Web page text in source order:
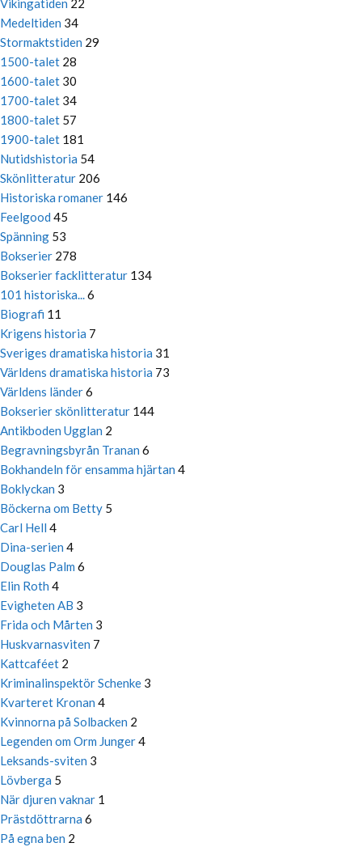
Vikingatiden 22
Medeltiden 34
Stormaktstiden 29
1500-talet 28
1600-talet 30
1700-talet 34
1800-talet 57
1900-talet 181
Nutidshistoria 54
Skönlitteratur 206
Historiska romaner 146
Feelgood 45
Spänning 53
Bokserier 278
Bokserier facklitteratur 134
101 historiska...6
Biografi 11
Krigens historia 7
Sveriges dramatiska historia 31
Världens dramatiska historia 73
Världens länder6
Bokserier skönlitteratur 144
Antikboden Ugglan 2
Begravningsbyrån Tranan 6
Bokhandeln för ensamma hjärtan 4
Boklyckan 3
Böckerna om Betty 5
Carl Hell 4
Dina-serien 4
Douglas Palm 6
Elin Roth 4
Evigheten AB 3
Frida och Mårten 3
Huskvarnasviten 7
Kattcaféet 2
Kriminalinspektör Schenke 3
Kvarteret Kronan 4
Kvinnorna på Solbacken 2
Legenden om Orm Junger4
Leksands-sviten 3
Lövberga 5
När djuren vaknar 1
Prästdöttrarna 6
På egna ben 2